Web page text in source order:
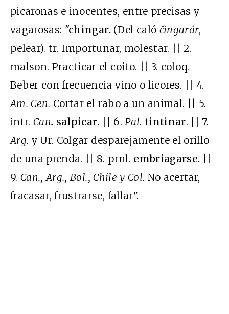
picaronas e inocentes, entre precisas y
vagarosas: "chingar.(Del caló čingarár,
pelear). tr. Importunar, molestar. || 2.
malson. Practicar el coito. || 3. coloq.
Beber con frecuencia vino o licores. || 4.
Am. Cen. Cortar el rabo a un animal. || 5.
intr.Can. salpicar. || 6.Pal. tintinar. || 7.
Arg. y Ur. Colgar desparejamente el orillo
de una prenda. || 8. prnl. embriagarse.
9.Can.,Arg.,Bol.,Chiley Col. No acertar,
fracasar, frustrarse, fallar".